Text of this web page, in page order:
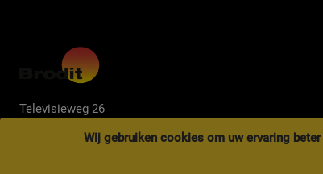
Wij gebruiken cookies om uw ervaring
Televisieweg 26
Afhalen op afspraak tussen 9.00 - 17.00